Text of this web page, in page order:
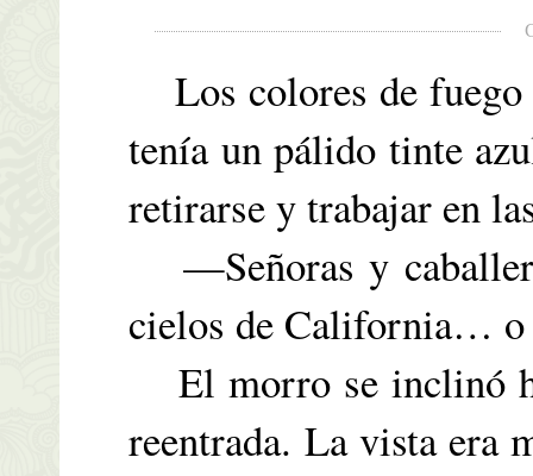
Los colores de fuego
tenía un pálido tinte
retirarse y trabajar en
—Señoras y
cielos de California… o
El morro se inclinó
reentrada. La vista era